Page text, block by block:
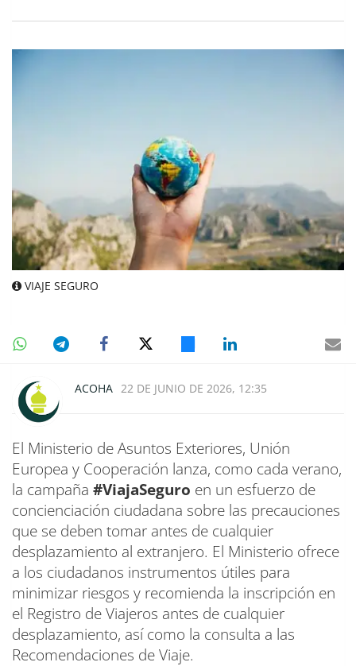
VIAJE SEGURO
ACOHA 22 DE JUNIO DE 2026, 12:35
El Ministerio de Asuntos Exteriores, Unión
Europea y Cooperación lanza, como cada verano,
la campaña #ViajaSeguro en un esfuerzo de
concienciación ciudadana sobre las precauciones
que se deben tomar antes de cualquier
desplazamiento al extranjero. El Ministerio ofrece
a los ciudadanos instrumentos útiles para
minimizar riesgos y recomienda la inscripción en
el Registro de Viajeros antes de cualquier
desplazamiento, así como la consulta a las
Recomendaciones de Viaje.